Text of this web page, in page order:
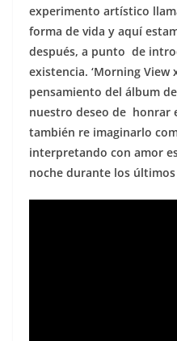
experimento artístico
forma de vida y aquí
después, a punto de
existencia. ‘Morning
pensamiento del álbum
nuestro deseo de honrar
también re imaginarlo
interpretando con amor
noche durante los